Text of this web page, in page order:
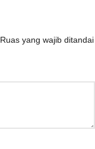
Ruas yang wajib ditandai